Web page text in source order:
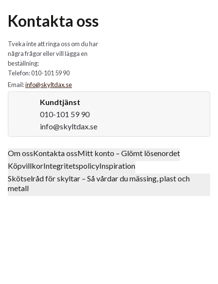
Kontakta oss
Tveka inte att ringa oss om du har
några frågor eller vill lägga en
beställning:
Telefon: 010-101 59 90
Email:info@skyltdax.se
Kundtjänst
010-101 59 90
info@skyltdax.se
Om ossKontakta ossMitt konto – Glömt lösenordet
KöpvillkorIntegritetspolicyInspiration
Skötselråd för skyltar – Så vårdar du mässing, plast och
metall